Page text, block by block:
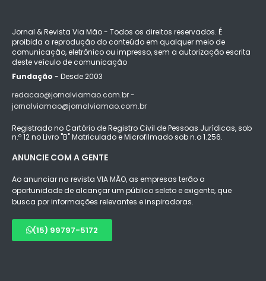
Jornal & Revista Via Mão - Todos os direitos reservados. É
proibida a reprodução do conteúdo em qualquer meio de
comunicação, eletrônico ou impresso, sem a autorização escrita
deste veículo de comunicação
Fundação - Desde 2003
redacao@jornalviamao.com.br -
jornalviamao@jornalviamao.com.br
Registrado no Cartório de Registro Civil de Pessoas Jurídicas, sob
n.º 12 no Livro "B" Matriculado e Microfilmado sob n.o 1.256.
ANUNCIE COM A GENTE
Ao anunciar na revista VIA MÃO, as empresas terão a
oportunidade de alcançar um público seleto e exigente, que
busca por informações relevantes e inspiradoras.
(15) 99797-5172